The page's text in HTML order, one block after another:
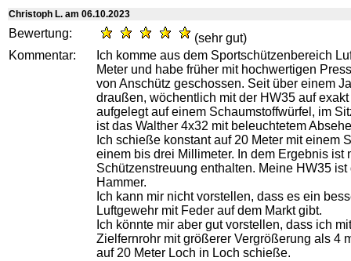
Christoph L. am 06.10.2023
Bewertung:
(sehr gut)
Kommentar:
Ich komme aus dem Sportschützenbereich
Meter und habe früher mit hochwertigen
von Anschütz geschossen. Seit über einem
draußen, wöchentlich mit der HW35 auf exakt
aufgelegt auf einem Schaumstoffwürfel, im
ist das Walther 4x32 mit beleuchtetem
Ich schieße konstant auf 20 Meter mit einem
einem bis drei Millimeter. In dem Ergebnis ist
Schützenstreuung enthalten. Meine HW35 ist
Hammer.
Ich kann mir nicht vorstellen, dass es ein
Luftgewehr mit Feder auf dem Markt gibt.
Ich könnte mir aber gut vorstellen, dass ich
Zielfernrohr mit größerer Vergrößerung als 4
auf 20 Meter Loch in Loch schieße.